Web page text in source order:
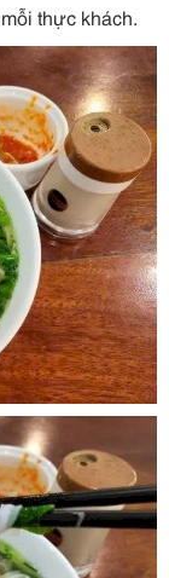
thực khách.